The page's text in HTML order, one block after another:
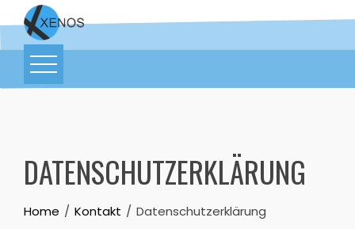
DATENSCHUTZERKLÄRUNG
Home Kontakt Datenschutzerklärung